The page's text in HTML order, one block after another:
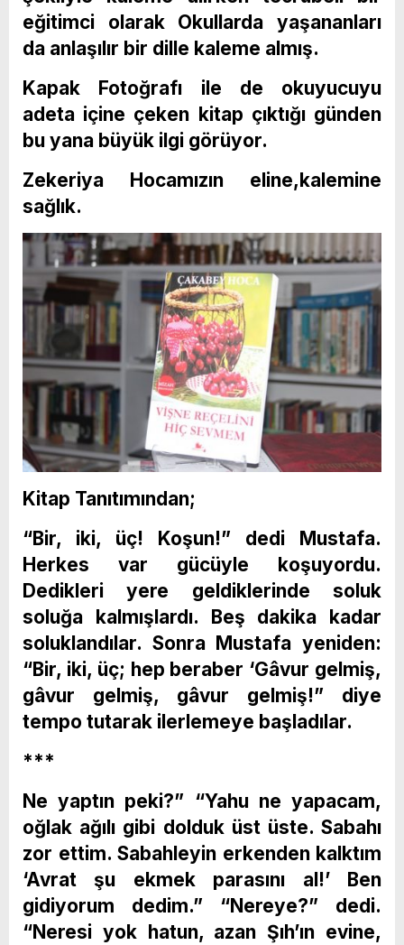
eğitimci olarak Okullarda yaşananları
da anlaşılır bir dille kaleme almış.
Kapak Fotoğrafı ile de okuyucuyu
adeta içine çeken kitap çıktığı günden
bu yana büyük ilgi görüyor.
Zekeriya Hocamızın eline,kalemine
sağlık.
Kitap Tanıtımından;
“Bir, iki, üç! Koşun!” dedi Mustafa.
Herkes var gücüyle koşuyordu.
Dedikleri yere geldiklerinde soluk
soluğa kalmışlardı. Beş dakika kadar
soluklandılar. Sonra Mustafa yeniden:
“Bir, iki, üç; hep beraber ‘Gâvur gelmiş,
gâvur gelmiş, gâvur gelmiş!” diye
tempo tutarak ilerlemeye başladılar.
***
Ne yaptın peki?” “Yahu ne yapacam,
oğlak ağılı gibi dolduk üst üste. Sabahı
zor ettim. Sabahleyin erkenden kalktım
‘Avrat şu ekmek parasını al!’ Ben
gidiyorum dedim.” “Nereye?” dedi.
“Neresi yok hatun, azan Şıh’ın evine,